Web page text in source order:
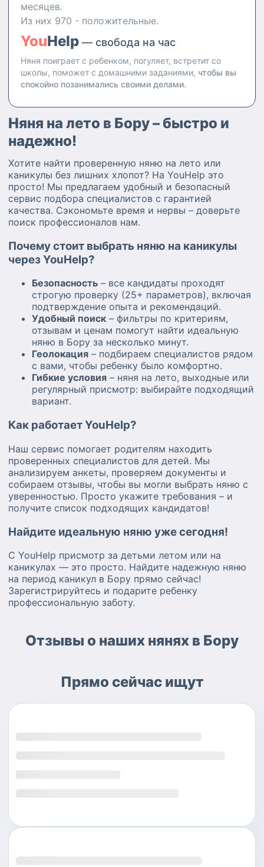
месяцев.
Из них 970 - положительные.
YouHelp — свобода на час
Няня поиграет с ребенком, погуляет, встретит со
школы, поможет с домашними заданиями, чтобы вы
спокойно позанимались своими делами.
Няня на лето в Бору – быстро и
надежно!
Хотите найти проверенную няню на лето или
каникулы без лишних хлопот? На YouHelp это
просто! Мы предлагаем удобный и безопасный
сервис подбора специалистов с гарантией
качества. Сэкономьте время и нервы – доверьте
поиск профессионалов нам.
Почему стоит выбрать няню на каникулы
через YouHelp?
Безопасность – все кандидаты проходят
строгую проверку (25+ параметров), включая
подтверждение опыта и рекомендаций.
Удобный поиск – фильтры по критериям,
отзывам и ценам помогут найти идеальную
няню в Бору за несколько минут.
Геолокация – подбираем специалистов рядом
с вами, чтобы ребенку было комфортно.
Гибкие условия – няня на лето, выходные или
регулярный присмотр: выбирайте подходящий
вариант.
Как работает YouHelp?
Наш сервис помогает родителям находить
проверенных специалистов для детей. Мы
анализируем анкеты, проверяем документы и
собираем отзывы, чтобы вы могли выбрать няню с
уверенностью. Просто укажите требования – и
получите список подходящих кандидатов!
Найдите идеальную няню уже сегодня!
С YouHelp присмотр за детьми летом или на
каникулах — это просто. Найдите надежную няню
на период каникул в Бору прямо сейчас!
Зарегистрируйтесь и подарите ребенку
профессиональную заботу.
Отзывы о наших нянях в Бору
Прямо сейчас ищут